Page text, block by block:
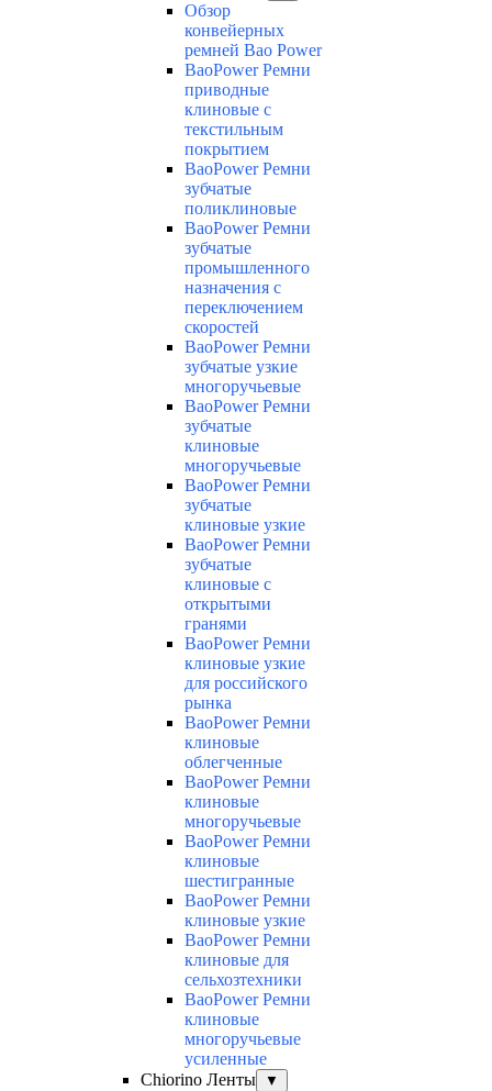
Обзор
конвейерных
ремней Bao Power
BaoPower Ремни
приводные
клиновые с
текстильным
покрытием
BaoPower Ремни
зубчатые
поликлиновые
BaoPower Ремни
зубчатые
промышленного
назначения с
переключением
скоростей
BaoPower Ремни
зубчатые узкие
многоручьевые
BaoPower Ремни
зубчатые
клиновые
многоручьевые
BaoPower Ремни
зубчатые
клиновые узкие
BaoPower Ремни
зубчатые
клиновые с
открытыми
гранями
BaoPower Ремни
клиновые узкие
для российского
рынка
BaoPower Ремни
клиновые
облегченные
BaoPower Ремни
клиновые
многоручьевые
BaoPower Ремни
клиновые
шестигранные
BaoPower Ремни
клиновые узкие
BaoPower Ремни
клиновые для
сельхозтехники
BaoPower Ремни
клиновые
многоручьевые
усиленные
Chiorino Ленты
▼